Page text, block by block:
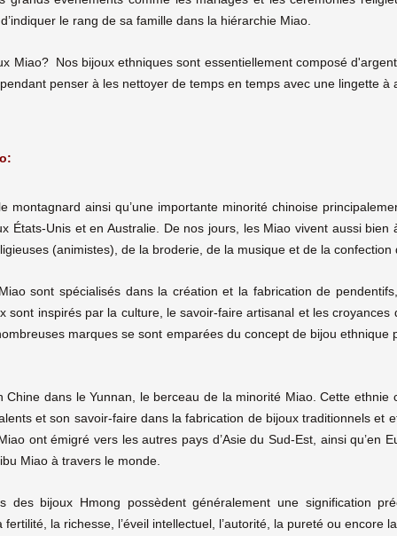
le rang de sa famille dans la hiérarchie Miao.
Miao? Nos bijoux ethniques sont essentiellement composé
penser à les nettoyer de temps en temps avec une lingette
montagnard ainsi qu’une importante minorité chinoise
États-Unis et en Australie. De nos jours, les Miao vivent aussi
(animistes), de la broderie, de la musique et de la confection
sont spécialisés dans la création et la fabrication de
sont inspirés par la culture, le savoir-faire artisanal et les
marques se sont emparées du concept de bijou
Chine dans le Yunnan, le berceau de la minorité Miao. Cette
et son savoir-faire dans la fabrication de bijoux traditionnels et
ont émigré vers les autres pays d’Asie du Sud-Est, ainsi
Miao à travers le monde.
des bijoux Hmong possèdent généralement une signification
fertilité, la richesse, l’éveil intellectuel, l’autorité, la pureté ou encore